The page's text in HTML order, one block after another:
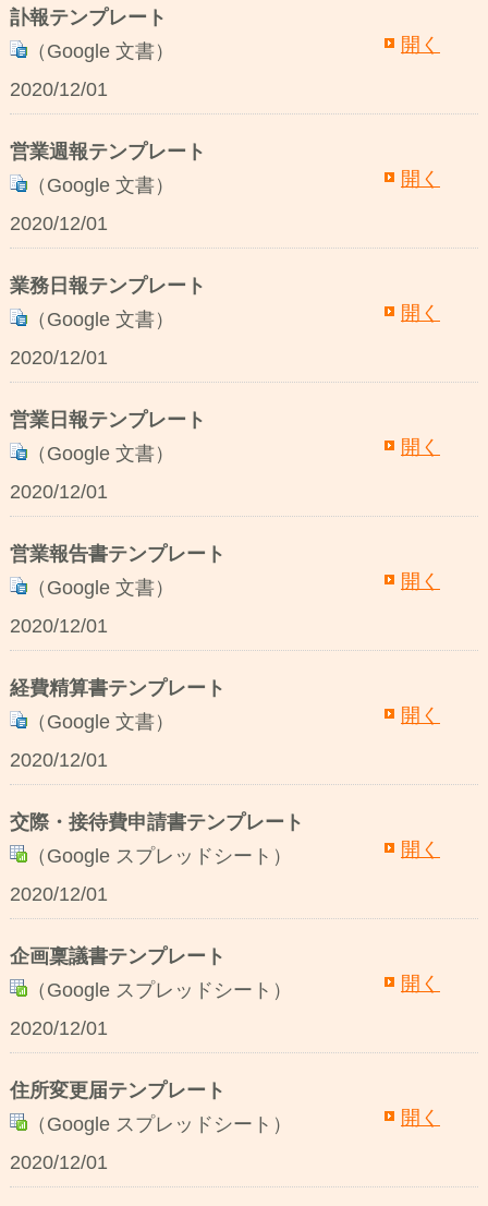
訃報テンプレート
（Google 文書）
開く
2020/12/01
営業週報テンプレート
（Google 文書）
開く
2020/12/01
業務日報テンプレート
（Google 文書）
開く
2020/12/01
営業日報テンプレート
（Google 文書）
開く
2020/12/01
営業報告書テンプレート
（Google 文書）
開く
2020/12/01
経費精算書テンプレート
（Google 文書）
開く
2020/12/01
交際・接待費申請書テンプレート
（Google スプレッドシート）
開く
2020/12/01
企画稟議書テンプレート
（Google スプレッドシート）
開く
2020/12/01
住所変更届テンプレート
（Google スプレッドシート）
開く
2020/12/01